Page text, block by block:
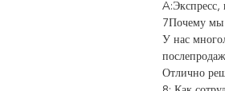
A:Экспресс,
7Почему мы
У нас
Отлично